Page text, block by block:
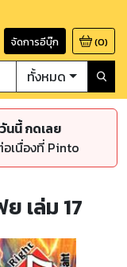
จัดการอีบุ๊ก (0)
ทั้งหมด
นนี้ กดเลย
เนื่องที่ Pinto
เล่ม 17